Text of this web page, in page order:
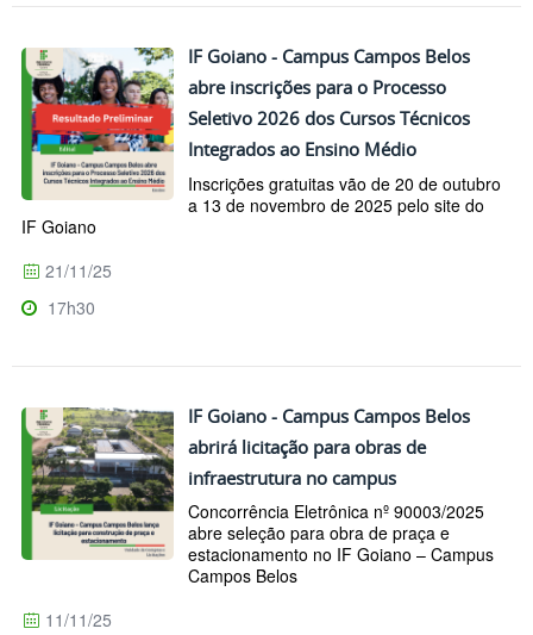
IF Goiano - Campus Campos Belos
abre inscrições para o Processo
Seletivo 2026 dos Cursos Técnicos
Integrados ao Ensino Médio
Inscrições gratuitas vão de 20 de outubro
a 13 de novembro de 2025 pelo site do
IF Goiano
21/11/25
17h30
IF Goiano - Campus Campos Belos
abrirá licitação para obras de
infraestrutura no campus
Concorrência Eletrônica nº 90003/2025
abre seleção para obra de praça e
estacionamento no IF Goiano – Campus
Campos Belos
11/11/25